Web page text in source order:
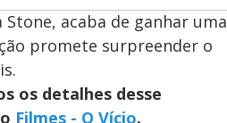
acaba de ganhar uma
promete surpreender o
os detalhes desse
Filmes - O Vício.